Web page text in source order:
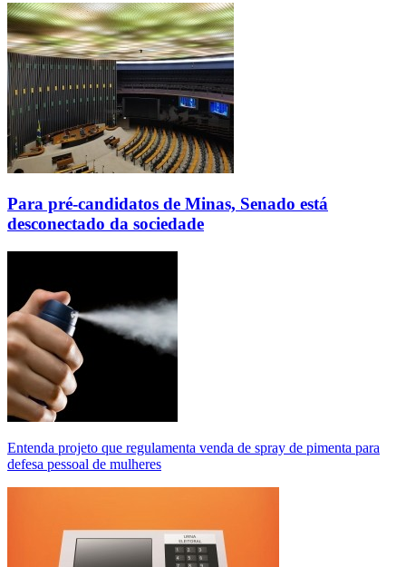
Para pré-candidatos de Minas, Senado está
desconectado da sociedade
Entenda projeto que regulamenta venda de spray de pimenta para
defesa pessoal de mulheres